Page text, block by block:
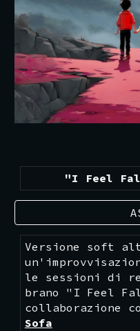
"I Feel
Versione soft
le sessioni di
brano "I Feel
collaborazione
Sofa